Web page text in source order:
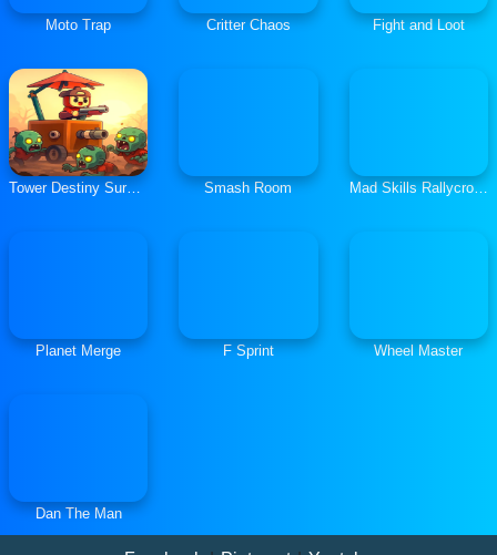
Moto Trap Critter Chaos Fight and Loot
Tower Destiny Survive Smash Room Mad Skills Rallycross
Planet Merge F Sprint Wheel Master
Dan The Man